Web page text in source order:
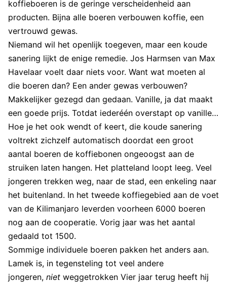
koffieboeren is de geringe verscheidenheid aan
producten. Bijna alle boeren verbouwen koffie, een
vertrouwd gewas.
Niemand wil het openlijk toegeven, maar een koude
sanering lijkt de enige remedie. Jos Harmsen van Max
Havelaar voelt daar niets voor. Want wat moeten al
die boeren dan? Een ander gewas verbouwen?
Makkelijker gezegd dan gedaan. Vanille, ja dat maakt
een goede prijs. Totdat iederéén overstapt op vanille…
Hoe je het ook wendt of keert, die koude sanering
voltrekt zichzelf automatisch doordat een groot
aantal boeren de koffiebonen ongeoogst aan de
struiken laten hangen. Het platteland loopt leeg. Veel
jongeren trekken weg, naar de stad, een enkeling naar
het buitenland. In het tweede koffiegebied aan de voet
van de Kilimanjaro leverden voorheen 6000 boeren
nog aan de cooperatie. Vorig jaar was het aantal
gedaald tot 1500.
Sommige individuele boeren pakken het anders aan.
Lamek is, in tegensteling tot veel andere
jongeren, niet weggetrokken Vier jaar terug heeft hij